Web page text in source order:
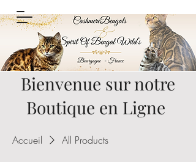
Bienvenue sur notre
Boutique en Ligne
Accueil All Products